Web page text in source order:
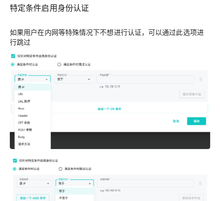
特定条件启用身份认证
如果用户在内网等特殊情况下不想进行认证，可以通过此选项进
行跳过